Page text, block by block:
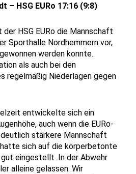
– HSG EURo 17:16 (9:8)
HSG EURo die Mannschaft
Sporthalle Nordhemmern vor,
werden konnte.
als auch bei den
Niederlagen gegen
entwickelte sich ein
auch wenn die EURo-
stärkere Mannschaft
sich auf die körperbetonte
eingestellt. In der Abwehr
alleine gelassen. Wir